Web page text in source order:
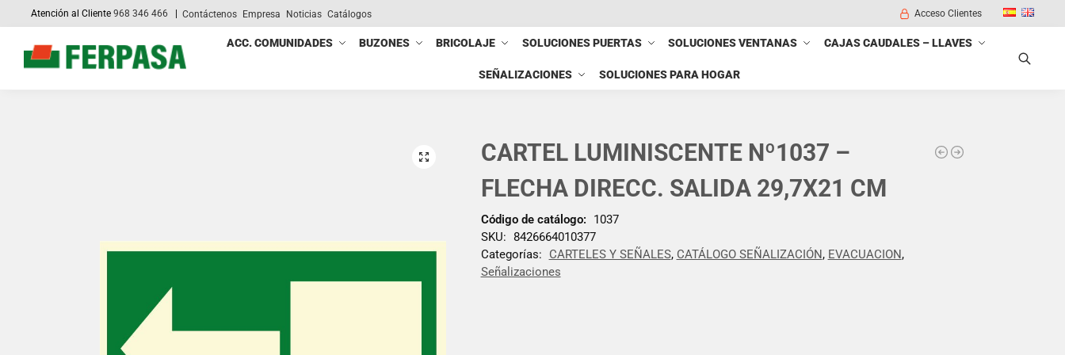
Atención al Cliente968 346 466 Contáctenos Empresa Noticias Catálogos Acceso Clientes
ACC. COMUNIDADES BUZONES BRICOLAJE SOLUCIONES PUERTAS SOLUCIONES VENTANAS CAJAS CAUDALES – LLAVES
SEÑALIZACIONES SOLUCIONES PARA HOGAR
Search
CARTEL LUMINISCENTE Nº1037 –
FLECHA DIRECC. SALIDA 29,7X21 CM
Código de catálogo:
1037
SKU: 8426664010377
Categorías:
CARTELES Y SEÑALES, CATÁLOGO SEÑALIZACIÓN, EVACUACION,
Señalizaciones